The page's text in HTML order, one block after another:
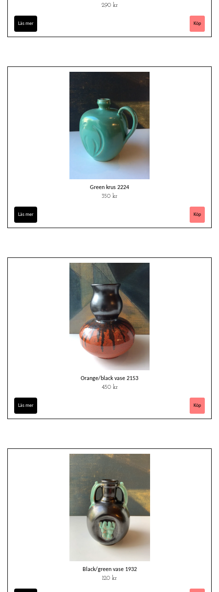
290 kr
Läs mer
Green krus 2224
350 kr
Läs mer
Orange/black vase 2153
450 kr
Läs mer
Black/green vase 1932
120 kr